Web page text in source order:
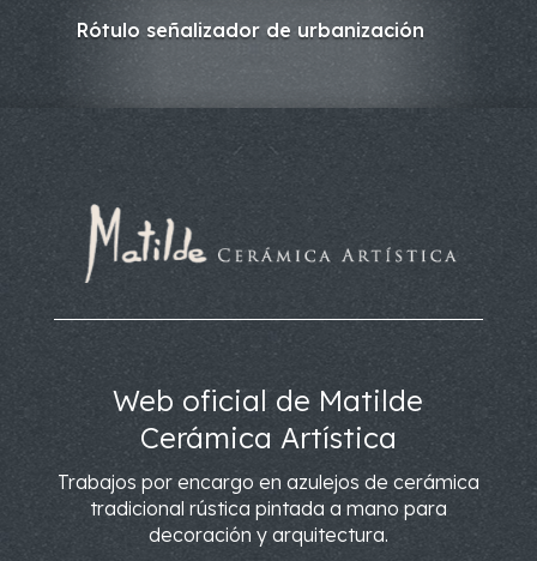
Rótulo señalizador de urbanización
Web oficial de Matilde
Cerámica Artística
Trabajos por encargo en azulejos de cerámica
tradicional rústica pintada a mano para
decoración y arquitectura.